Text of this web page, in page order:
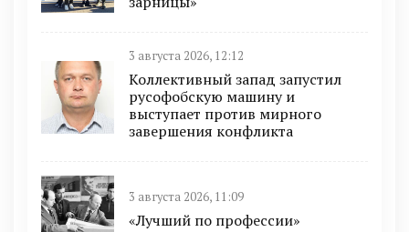
3 августа 2026, 12:12
Коллективный запад запустил
русофобскую машину и
выступает против мирного
завершения конфликта
3 августа 2026, 11:09
«Лучший по профессии»